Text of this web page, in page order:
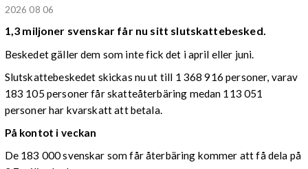
2026 08 06
1,3 miljoner svenskar får nu sitt slutskattebesked.
Beskedet gäller dem som inte fick det i april eller juni.
Slutskattebeskedet skickas nu ut till 1 368 916 personer, varav
183 105 personer får skatteåterbäring medan 113 051
personer har kvarskatt att betala.
På kontot i veckan
De 183 000 svenskar som får återbäring kommer att få dela på